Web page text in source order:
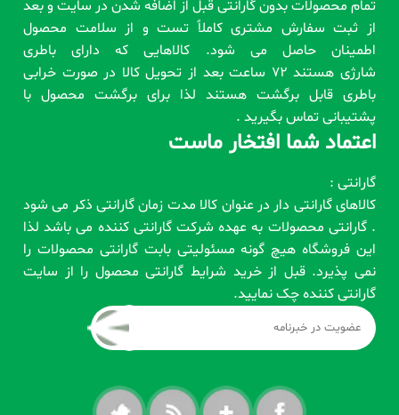
تمام محصولات بدون گارانتی قبل از اضافه شدن در سایت و بعد
از ثبت سفارش مشتری کاملاً تست و از سلامت محصول
اطمینان حاصل می شود. کالاهایی که دارای باطری
شارژی هستند 72 ساعت بعد از تحویل کالا در صورت خرابی
باطری قابل برگشت هستند لذا برای برگشت محصول با
پشتیبانی تماس بگیرید .
اعتماد شما افتخار ماست
گارانتی :
کالاهای گارانتی دار در عنوان کالا مدت زمان گارانتی ذکر می شود
. گارانتی محصولات به عهده شرکت گارانتی کننده می باشد لذا
این فروشگاه هیچ گونه مسئولیتی بابت گارانتی محصولات را
نمی پذیرد. قبل از خرید شرایط گارانتی محصول را از سایت
گارانتی کننده چک نمایید.